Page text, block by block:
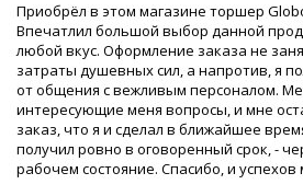
Приобрёл в этом магазине торшер
Впечатлил большой выбор данной
любой вкус. Оформление заказа не
затраты душевных сил, а напротив, я
от общения с вежливым персоналом.
интересующие меня вопросы, и мне
заказ, что я и сделал в ближайшее
получил ровно в оговоренный срок, -
рабочем состояние. Спасибо, и успехов